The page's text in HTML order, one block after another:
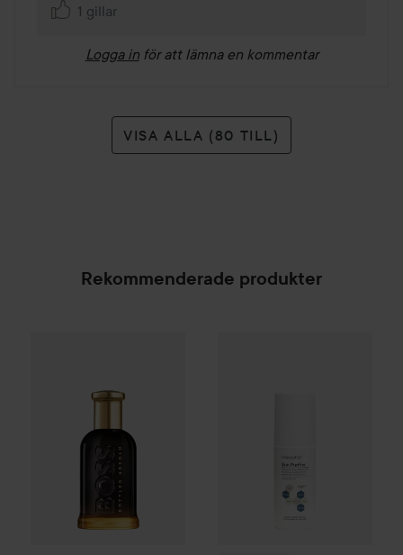
1 gillar
Logga in för att lämna en kommentar
VISA ALLA (80 TILL)
Rekommenderade produkter